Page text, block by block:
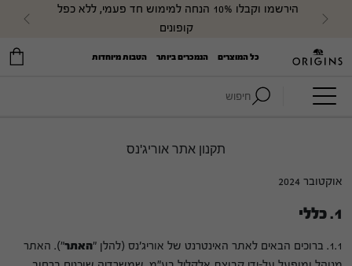
קופונים
Next
כל המוצרים הנמכרים ביותר הטבות מיוחדות
חיפוש:
תקנון אתר אוריג'נס
אוקטובר 2024
1. כללי
1.1. ברוכים הבאים לאתר האינטרנט של אוריג'נס (להלן " האתר"). האתר